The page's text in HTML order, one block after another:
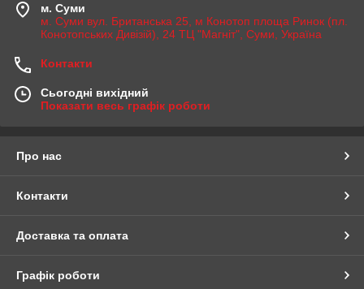
м. Суми
м. Суми вул. Британська 25, м Конотоп площа Ринок (пл.
Конотопських Дивізій), 24 ТЦ "Магніт", Суми, Україна
Контакти
Сьогодні вихідний
Показати весь графік роботи
Про нас
Контакти
Доставка та оплата
Графік роботи